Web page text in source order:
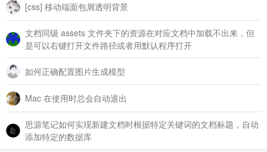
[css] 移动端面包屑透明背景
文档同级 assets 文件夹下的资源在对应文档中加载不出来，但
是可以右键打开文件路径或者用默认程序打开
如何正确配置图片生成模型
Mac 在使用时总会自动退出
思源笔记如何实现新建文档时根据特定关键词的文档标题，自动
添加特定的数据库